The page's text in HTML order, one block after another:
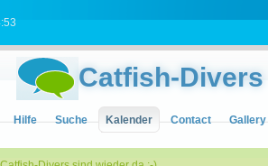
Catfish-Divers
Hilfe Suche Kalender Contact Gallery